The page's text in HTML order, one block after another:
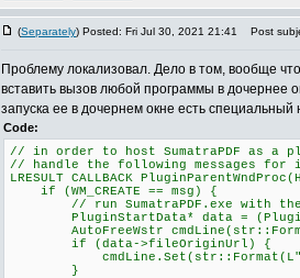
(Separately) Posted: Fri Jul 30, 2021 21:41 Post
Проблему локализовал. Дело в том, вообще
вставить вызов любой программы в дочернее
запуска ее в дочернем окне есть
Code:
// in order to host SumatraPDF as a
// handle the following messages
LRESULT CALLBACK
if (WM_CREATE == msg) {
// run SumatraPDF.exe with the -
PluginStartData* data =
AutoFreeWstr
if (data->fileOriginUrl) {
cmdLine.Set(str::Format(L"-
}